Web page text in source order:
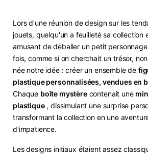
Lors d'une réunion de design sur les
jouets, quelqu'un a feuilleté sa collection
amusant de déballer un petit
fois, comme si on cherchait un trésor,
née notre idée : créer un ensemble de
plastique personnalisées, vendues en
Chaque boîte mystèrecontenait une
plastique, dissimulant une surprise
transformant la collection en une
d'impatience.
Les designs initiaux étaient assez